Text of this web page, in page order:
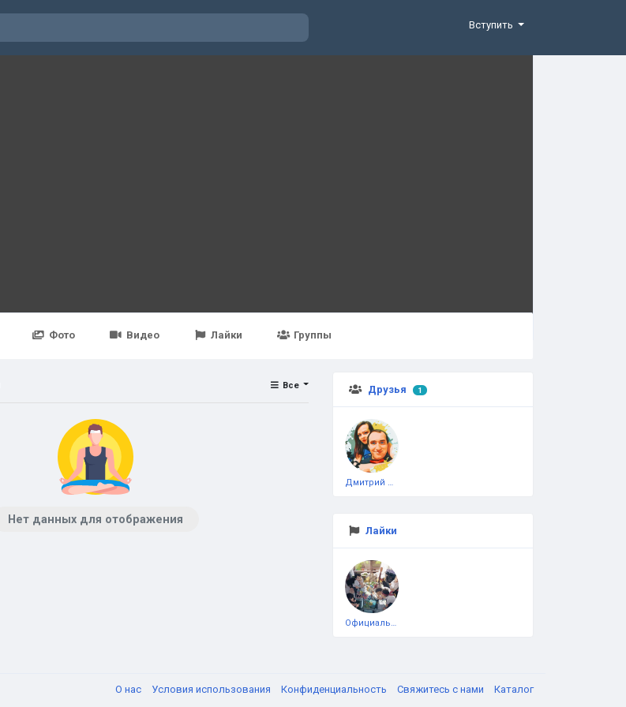
Вступить
Фото Видео Лайки Группы
Друзья 1
Дмитрий Чеботарёв
Лайки
Официальная тестовая страница
Все
Нет данных для отображения
О нас Условия использования Конфиденциальность Свяжитесь с нами Каталог